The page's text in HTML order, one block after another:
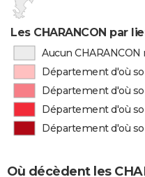
Les CHARANCON par
Aucun
Département d'où
Département d'où
Département d'où
Département d'où
Où décèdent les